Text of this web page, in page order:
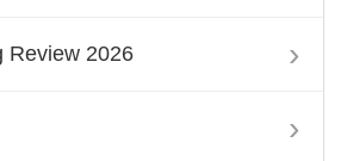
Review 2026 ›
›